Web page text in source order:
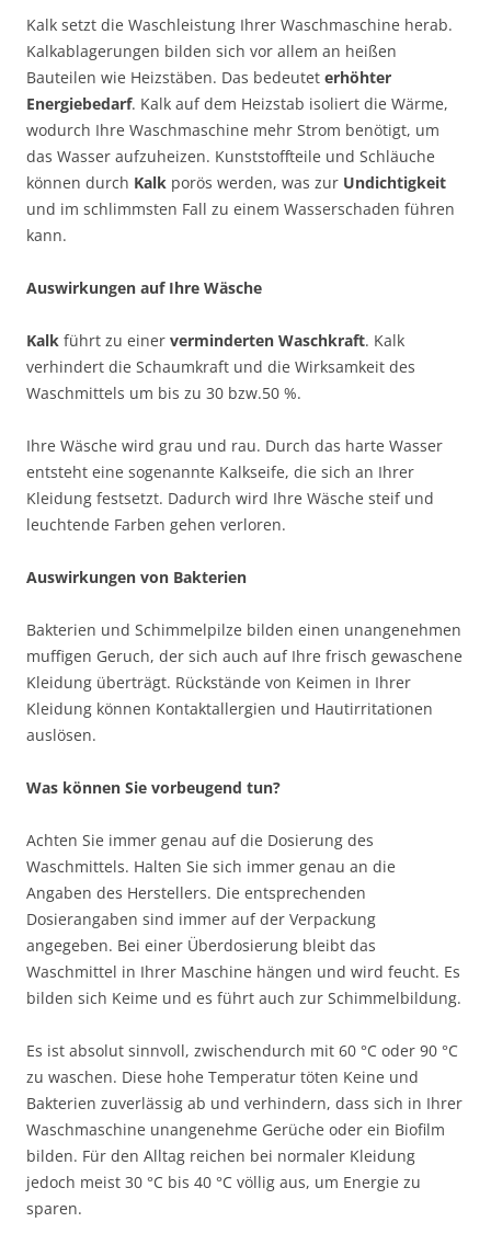
Kalk setzt die Waschleistung Ihrer Waschmaschine herab.
Kalkablagerungen bilden sich vor allem an heißen
Bauteilen wie Heizstäben. Das bedeutet erhöhter
Energiebedarf. Kalk auf dem Heizstab isoliert die Wärme,
wodurch Ihre Waschmaschine mehr Strom benötigt, um
das Wasser aufzuheizen. Kunststoffteile und Schläuche
können durch Kalk porös werden, was zur Undichtigkeit
und im schlimmsten Fall zu einem Wasserschaden führen
kann.
Auswirkungen auf Ihre Wäsche
Kalk führt zu einer verminderten Waschkraft. Kalk
verhindert die Schaumkraft und die Wirksamkeit des
Waschmittels um bis zu 30 bzw.50 %.
Ihre Wäsche wird grau und rau. Durch das harte Wasser
entsteht eine sogenannte Kalkseife, die sich an Ihrer
Kleidung festsetzt. Dadurch wird Ihre Wäsche steif und
leuchtende Farben gehen verloren.
Auswirkungen von Bakterien
Bakterien und Schimmelpilze bilden einen unangenehmen
muffigen Geruch, der sich auch auf Ihre frisch gewaschene
Kleidung überträgt. Rückstände von Keimen in Ihrer
Kleidung können Kontaktallergien und Hautirritationen
auslösen.
Was können Sie vorbeugend tun?
Achten Sie immer genau auf die Dosierung des
Waschmittels. Halten Sie sich immer genau an die
Angaben des Herstellers. Die entsprechenden
Dosierangaben sind immer auf der Verpackung
angegeben. Bei einer Überdosierung bleibt das
Waschmittel in Ihrer Maschine hängen und wird feucht. Es
bilden sich Keime und es führt auch zur Schimmelbildung.
Es ist absolut sinnvoll, zwischendurch mit 60 °C oder 90 °C
zu waschen. Diese hohe Temperatur töten Keine und
Bakterien zuverlässig ab und verhindern, dass sich in Ihrer
Waschmaschine unangenehme Gerüche oder ein Biofilm
bilden. Für den Alltag reichen bei normaler Kleidung
jedoch meist 30 °C bis 40 °C völlig aus, um Energie zu
sparen.